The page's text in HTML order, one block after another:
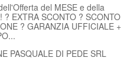
del MESE e della
? EXTRA SCONTO ? SCONTO
? GARANZIA UFFICIALE +
PASQUALE DI PEDE SRL